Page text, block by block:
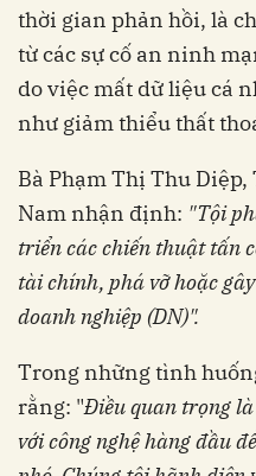
thời gian phản hồi, là
từ các sự cố an ninh
do việc mất dữ liệu cá
như giảm thiểu thất
Bà Phạm Thị Thu
Nam nhận định: "Tội
triển các chiến thuật tấn
tài chính, phá vỡ hoặc
doanh nghiệp (DN)".
Trong những tình
rằng: "Điều quan trọng là
với công nghệ hàng đầu